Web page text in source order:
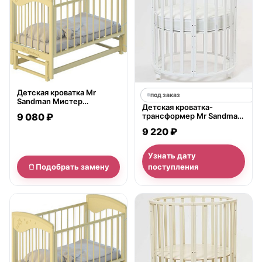
Детская кроватка Mr
Sandman Мистер
маятник
9 080 ₽
Подобрать замену
под заказ
Детская кроватка-
трансформер Mr Sandman
9 220 ₽
Узнать дату
поступления
нет в продаже